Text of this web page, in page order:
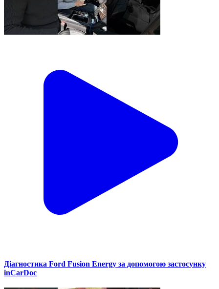
Діагностика Ford Fusion Energy за допомогою застосунку
inCarDoc